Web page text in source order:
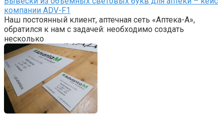
компании ADV-F1
Наш постоянный клиент, аптечная сеть «Аптека-А»,
обратился к нам с задачей: необходимо создать
несколько